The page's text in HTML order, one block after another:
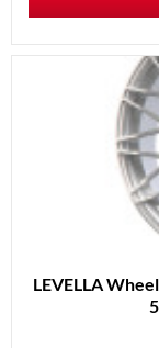
LEVELLA